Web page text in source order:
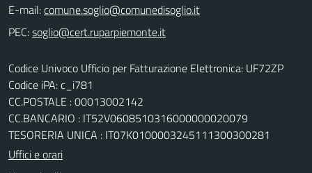
E-mail:
PEC:
Codice Univoco Ufficio per Fatturazione Elettronica: UF72ZP
Codice iPA: c_i781
CC.POSTALE : 00013002142
CC.BANCARIO : IT52V0608510316000000020079
TESORERIA UNICA : IT07K0100003245111300300281
Uffici e orari